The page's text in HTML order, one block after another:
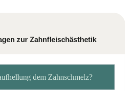
zur Zahnfleischästhetik
dem Zahnschmelz?